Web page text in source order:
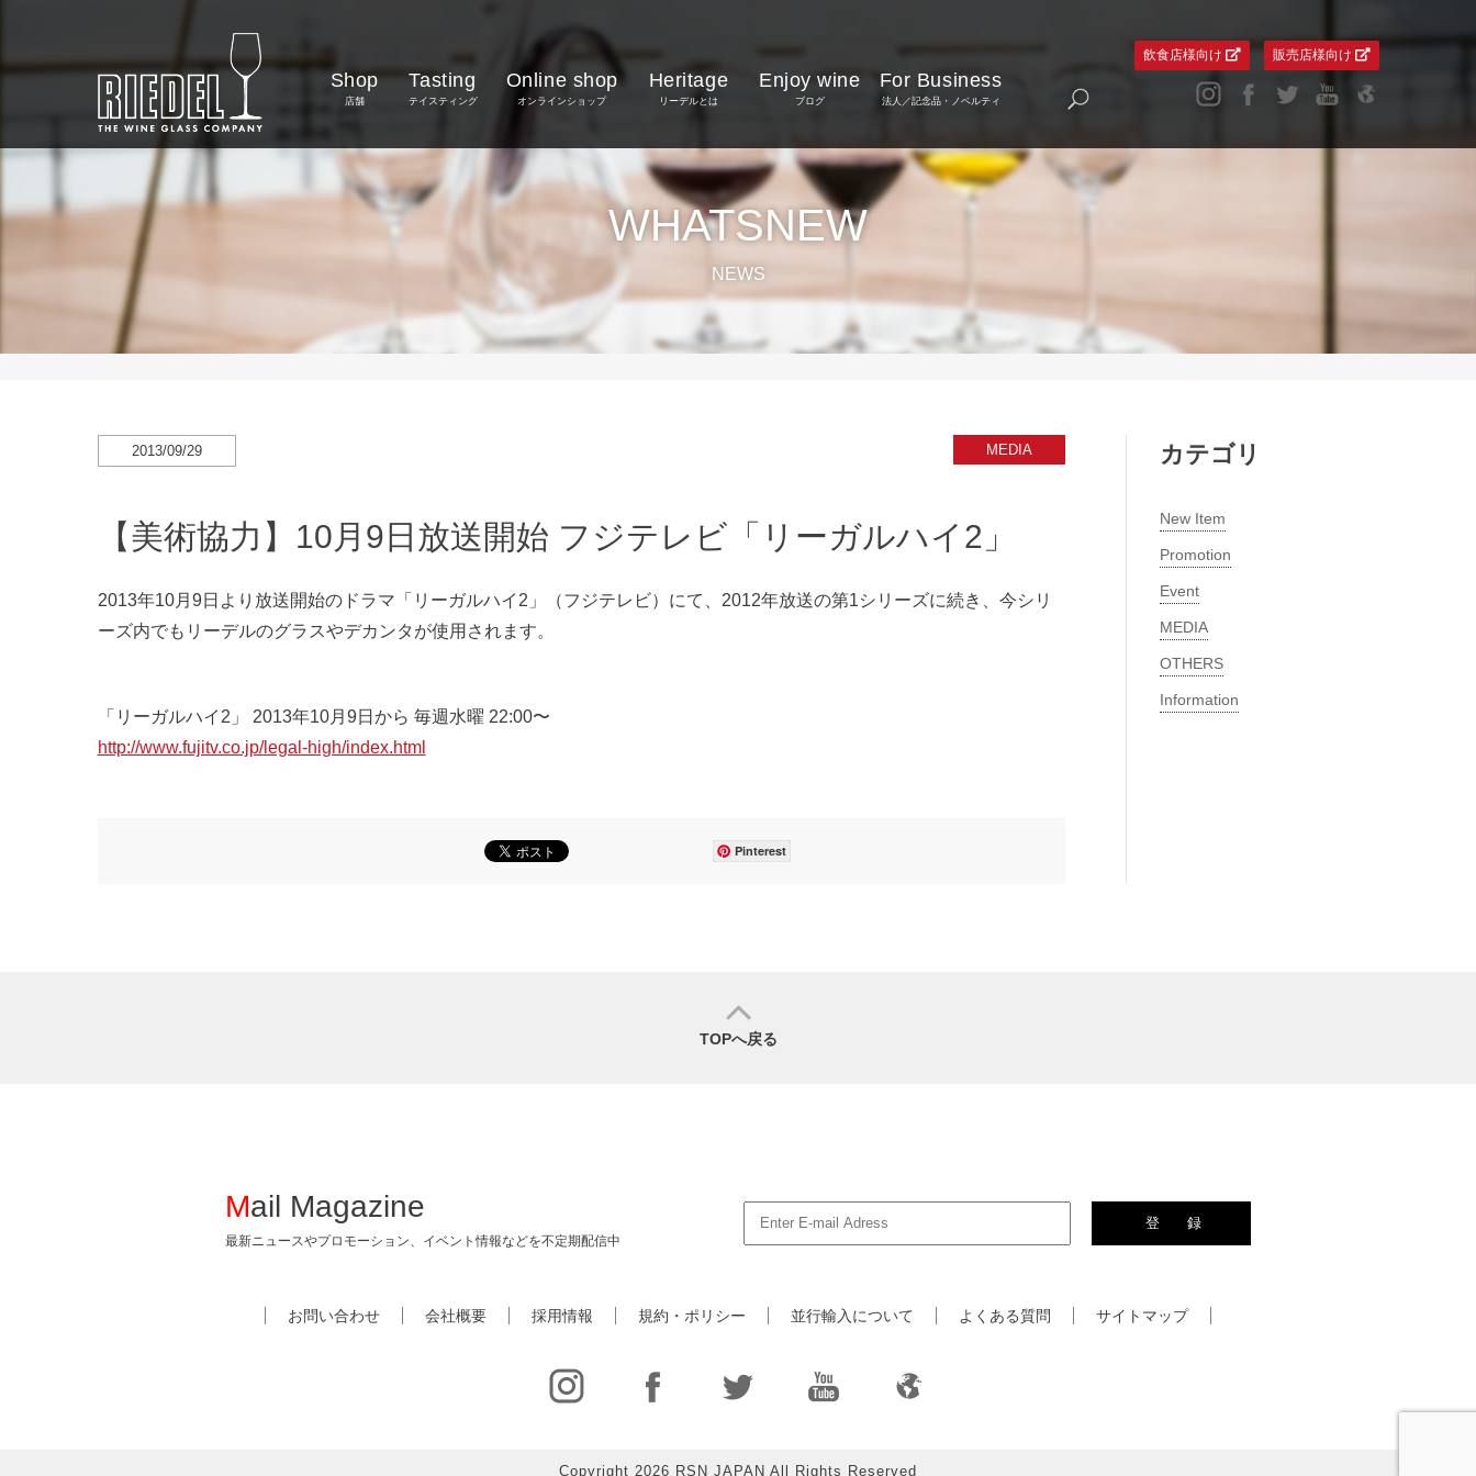
Shop
店舗
Tasting
テイスティング
Online shop
オンラインショップ
Heritage
リーデルとは
Enjoy wine
ブログ
For Business
法人／記念品・ノベルティ
飲食店様向け 販売店様向け
WHATSNEW
NEWS
2013/09/29 MEDIA​
【美術協力】10月9日放送開始 フジテレビ「リーガルハイ2」
2013年10月9日より放送開始のドラマ「リーガルハイ2」（フジテレビ）にて、2012年放送の第1シリーズに続き、今シリ
ーズ内でもリーデルのグラスやデカンタが使用されます。
「リーガルハイ2」 2013年10月9日から 毎週水曜 22:00〜
http://www.fujitv.co.jp/legal-high/index.html
Pinterest
カテゴリ
New Item​
Promotion
Event
MEDIA​
OTHERS
Information
TOPへ戻る
Mail Magazine
最新ニュースやプロモーション、イベント情報などを不定期配信中
お問い合わせ 会社概要 採用情報 規約・ポリシー 並行輸入について よくある質問 サイトマップ
Copyright 2026 RSN JAPAN All Rights Reserved